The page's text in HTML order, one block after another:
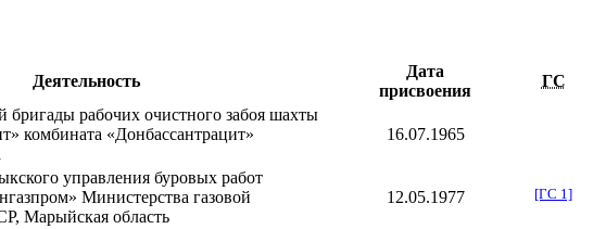
Деятельность
Дата
присвоения
ГС
бригады рабочих очистного забоя шахты
комбината «Донбассантрацит»
16.07.1965
управления буровых работ
Министерства газовой
Марыйская область
12.05.1977 [ГС 1]